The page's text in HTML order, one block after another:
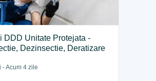
DDD Unitate Protejata -
Dezinsectie, Deratizare
- Acum 4 zile